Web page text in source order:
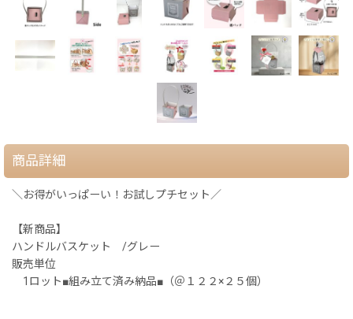
商品詳細
＼お得がいっぱーい！お試しプチセット／
【新商品】
ハンドルバスケット /グレー
販売単位
1ロット■組み立て済み納品■（＠１２２×２５個）